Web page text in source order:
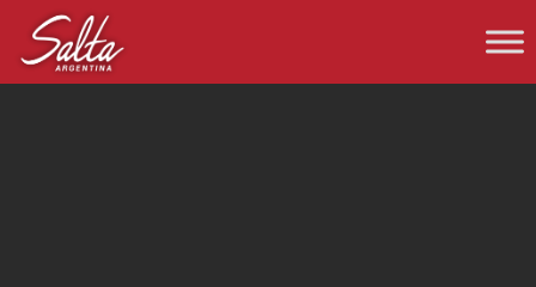
Saltar
contenido